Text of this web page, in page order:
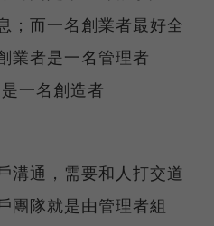
；而一名創業者最好全
業者是一名管理者
一名創造者
溝通，需要和人打交道
團隊就是由管理者組